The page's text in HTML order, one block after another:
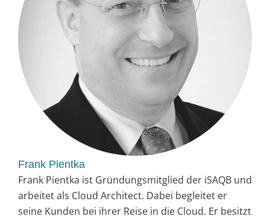
Frank Pientka
Frank Pientka ist Gründungsmitglied der iSAQB und
arbeitet als Cloud Architect. Dabei begleitet er
seine Kunden bei ihrer Reise in die Cloud. Er besitzt